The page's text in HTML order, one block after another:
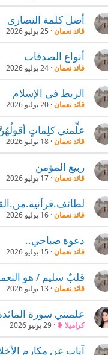
أصل كلمة النصارى
قائد نعمان 25 يوليو 2026
أنواع الصدقات
قائد نعمان 24 يوليو 2026
الربط في الإسلام
قائد نعمان 20 يوليو 2026
علِّمني كلِماتٍ
قائد نعمان 18 يوليو 2026
ربيع المؤمن
قائد نعمان 17 يوليو 2026
قائد نعمان 16 يوليو 2026
دعوة صباحي..
قائد نعمان 15 يوليو 2026
قلبٌ سليم / هو
قائد نعمان 13 يوليو 2026
علمتني سورة
كراميلا ❥ 29 يونيو 2026
آيات عن مكارم